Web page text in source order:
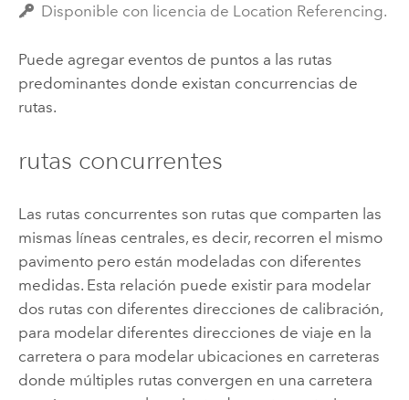
Disponible con licencia de Location Referencing.
Puede agregar eventos de puntos a las rutas
predominantes donde existan concurrencias de
rutas.
rutas concurrentes
Las rutas concurrentes son rutas que comparten las
mismas líneas centrales, es decir, recorren el mismo
pavimento pero están modeladas con diferentes
medidas. Esta relación puede existir para modelar
dos rutas con diferentes direcciones de calibración,
para modelar diferentes direcciones de viaje en la
carretera o para modelar ubicaciones en carreteras
donde múltiples rutas convergen en una carretera